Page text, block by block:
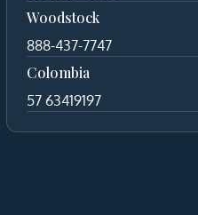
Woodstock
888-437-7747
Colombia
57 63419197